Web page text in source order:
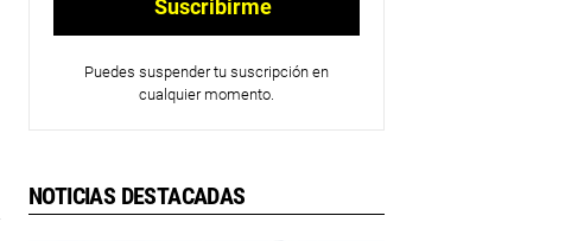
Puedes suspender tu suscripción en
cualquier momento.
NOTICIAS DESTACADAS